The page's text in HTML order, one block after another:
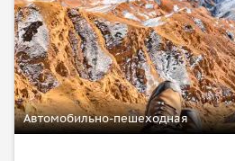
Автомобильно-пешеходная